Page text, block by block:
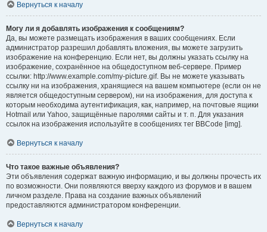
Вернуться к началу
Могу ли я добавлять изображения к сообщениям?
Да, вы можете размещать изображения в ваших сообщениях. Если
администратор разрешил добавлять вложения, вы можете загрузить
изображение на конференцию. Если нет, вы должны указать ссылку на
изображение, сохранённое на общедоступном веб-сервере. Пример
ссылки: http://www.example.com/my-picture.gif. Вы не можете указывать
ссылку ни на изображения, хранящиеся на вашем компьютере (если он не
является общедоступным сервером), ни на изображения, для доступа к
которым необходима аутентификация, как, например, на почтовые ящики
Hotmail или Yahoo, защищённые паролями сайты и т. п. Для указания
ссылок на изображения используйте в сообщениях тег BBCode [img].
Вернуться к началу
Что такое важные объявления?
Эти объявления содержат важную информацию, и вы должны прочесть их
по возможности. Они появляются вверху каждого из форумов и в вашем
личном разделе. Права на создание важных объявлений
предоставляются администратором конференции.
Вернуться к началу